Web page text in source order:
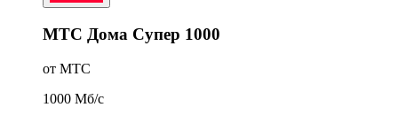
МТС Дома Супер 1000
от МТС
1000 Мб/c